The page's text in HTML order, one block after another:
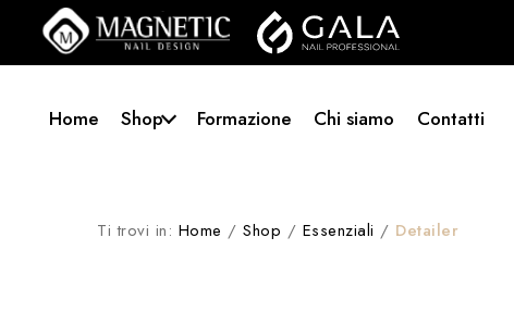
Home Shop Formazione Chi siamo Contatti
Ti trovi in: Home /Shop / Essenziali / Detailer